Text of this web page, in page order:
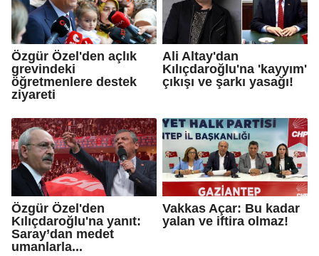
Özgür Özel'den açlık
grevindeki
öğretmenlere destek
ziyareti
Ali Altay'dan
Kılıçdaroğlu'na 'kayyım'
çıkışı ve şarkı yasağı!
Özgür Özel'den
Kılıçdaroğlu'na yanıt:
Saray’dan medet
umanlarla...
Vakkas Açar: Bu kadar
yalan ve iftira olmaz!